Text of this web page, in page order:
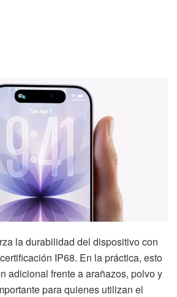
la durabilidad del dispositivo con
IP68. En la práctica, esto
adicional frente a arañazos, polvo y
para quienes utilizan el